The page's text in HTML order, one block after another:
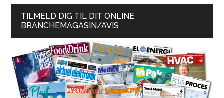
TILMELD DIG TIL DIT ONLINE
BRANCHEMAGASIN/AVIS